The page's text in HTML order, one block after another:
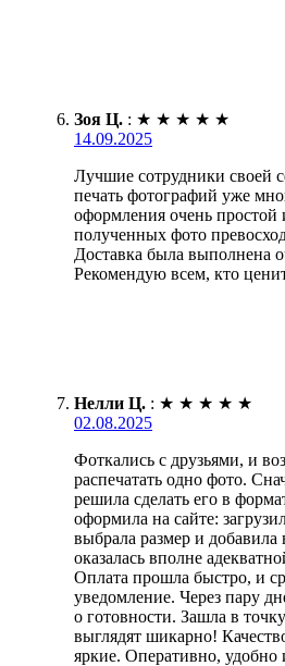
Зоя Ц. : ★ ★ ★ ★ ★
14.09.2025
Лучшие сотрудники своей
печать фотографий уже
оформления очень простой
полученных фото
Доставка была выполнена
Рекомендую всем, кто
Нелли Ц. : ★ ★ ★ ★ ★
02.08.2025
Фоткались с друзьями, и
распечатать одно фото.
решила сделать его в
оформила на сайте:
выбрала размер и
оказалась вполне
Оплата прошла быстро, и
уведомление. Через пару
о готовности. Зашла в
выглядят шикарно!
яркие. Оперативно, удобно